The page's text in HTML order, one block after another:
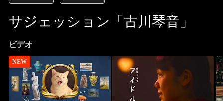
サジェッション「古川琴音」
ビデオ
NEW